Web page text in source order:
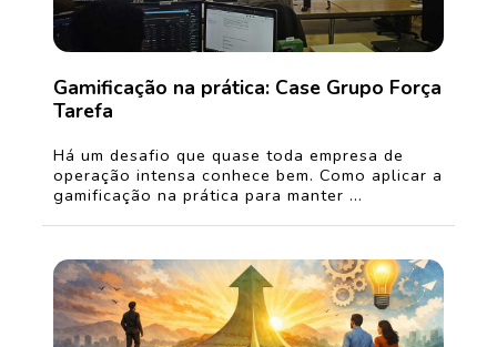
Gamificação na prática: Case Grupo Força
Tarefa
Há um desafio que quase toda empresa de
operação intensa conhece bem. Como aplicar a
gamificação na prática para manter ...